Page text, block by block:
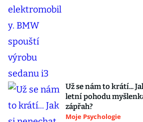
Už se nám to krátí...
letní pohodu
zápřah?
Moje Psychologie